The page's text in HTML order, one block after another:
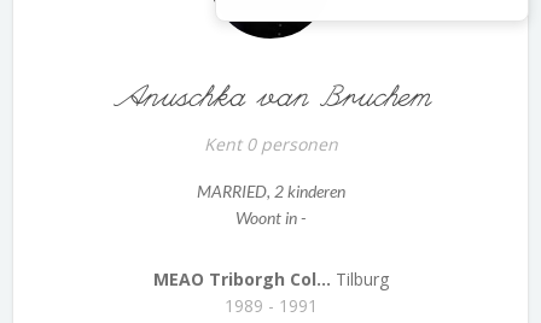
Anuschka van Bruchem
Kent 0 personen
MARRIED, 2 kinderen
Woont in -
MEAO Triborgh Col... Tilburg
1989 - 1991